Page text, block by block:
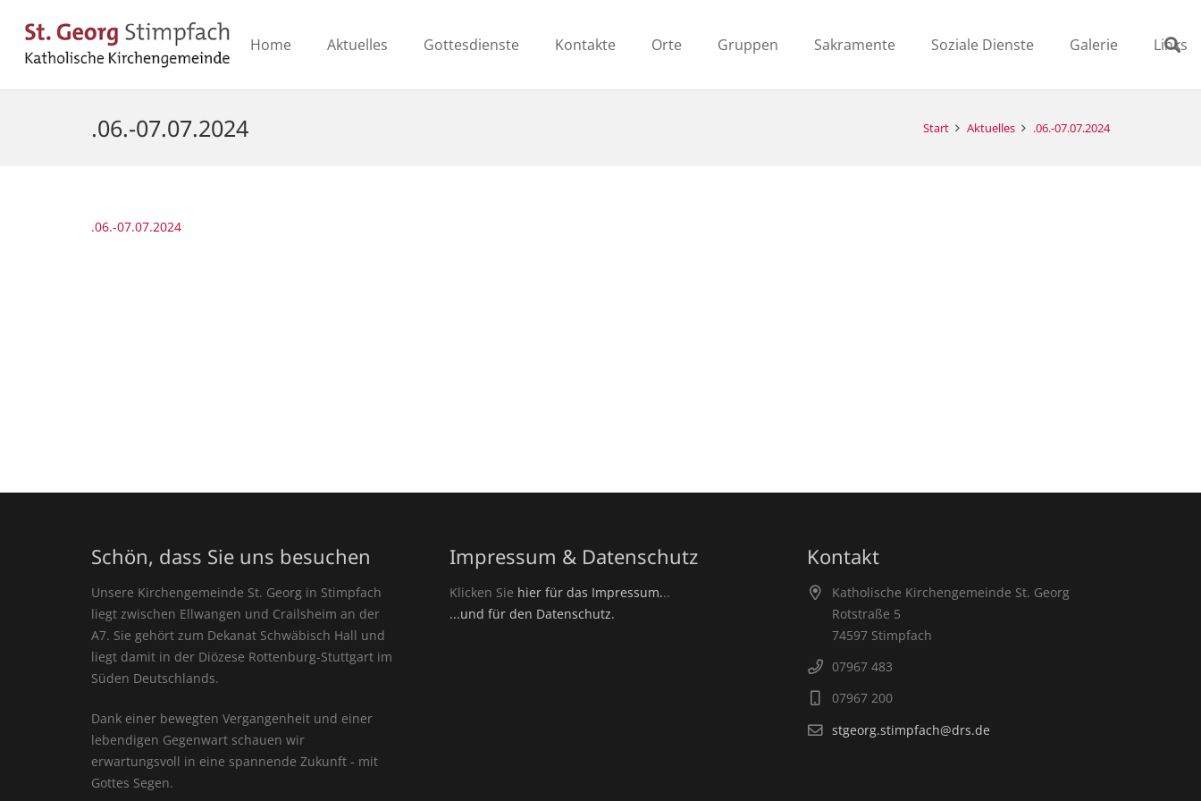
Home Aktuelles Gottesdienste Kontakte Orte Gruppen Sakramente Soziale Dienste Galerie Links
.06.-07.07.2024 Start Aktuelles .06.-07.07.2024
.06.-07.07.2024
Schön, dass Sie uns besuchen
Unsere Kirchengemeinde St. Georg in Stimpfach
liegt zwischen Ellwangen und Crailsheim an der
A7. Sie gehört zum Dekanat Schwäbisch Hall und
liegt damit in der Diözese Rottenburg-Stuttgart im
Süden Deutschlands.
Dank einer bewegten Vergangenheit und einer
lebendigen Gegenwart schauen wir
erwartungsvoll in eine spannende Zukunft - mit
Gottes Segen.
Impressum & Datenschutz
Klicken Sie hier für das Impressum...
...und für den Datenschutz.
Kontakt
Katholische Kirchengemeinde St. Georg
Rotstraße 5
74597 Stimpfach
07967 483
07967 200
stgeorg.stimpfach@drs.de